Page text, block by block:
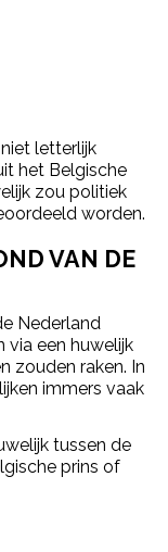
letterlijk
het Belgische
zou politiek
worden.
VAN DE
Nederland
via een huwelijk
zouden raken. In
immers vaak
tussen de
prins of